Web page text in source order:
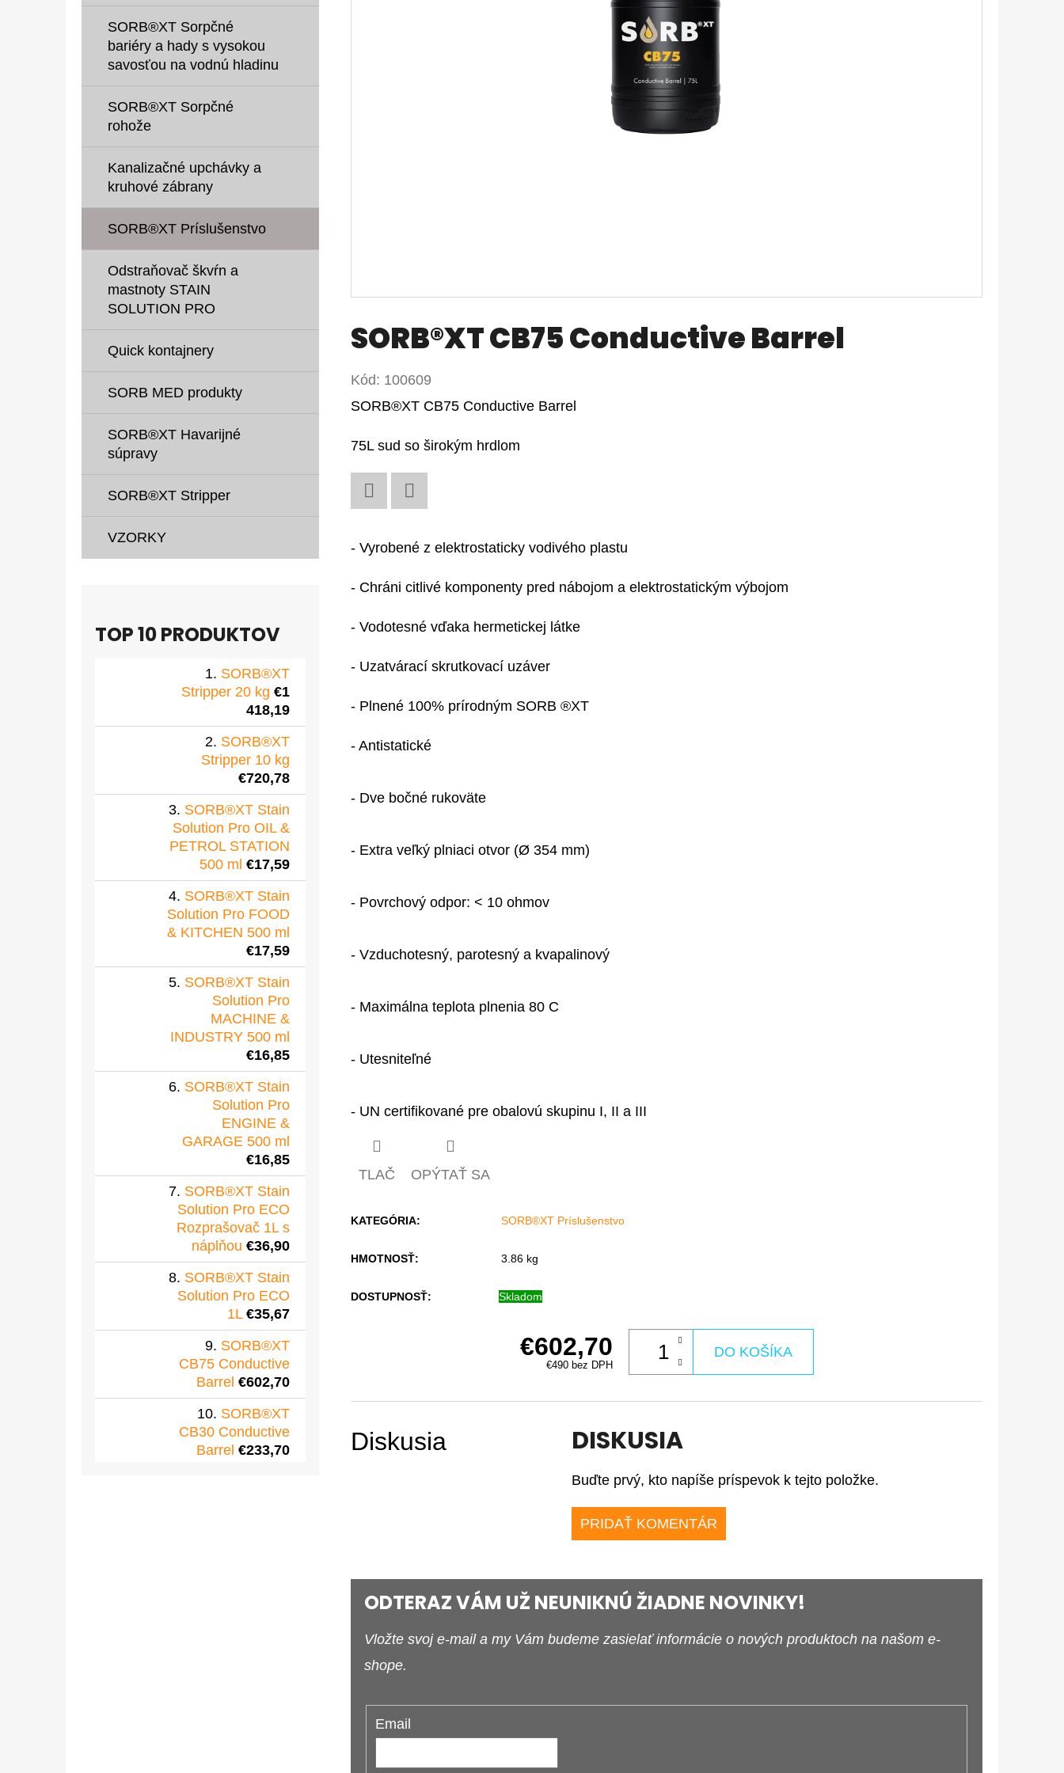
SORB®XT Sorpčné
bariéry a hady s vysokou
savosťou na vodnú hladinu
SORB®XT Sorpčné
rohože
Kanalizačné upchávky a
kruhové zábrany
SORB®XT Príslušenstvo
Odstraňovač škvŕn a
mastnoty STAIN
SOLUTION PRO
Quick kontajnery
SORB MED produkty
SORB®XT Havarijné
súpravy
SORB®XT Stripper
VZORKY
TOP 10 PRODUKTOV
SORB®XT
Stripper 20 kg €1
418,19
SORB®XT
Stripper 10 kg
€720,78
SORB®XT Stain
Solution Pro OIL &
PETROL STATION
500 ml €17,59
SORB®XT Stain
Solution Pro FOOD
& KITCHEN 500 ml
€17,59
SORB®XT Stain
Solution Pro
MACHINE &
INDUSTRY 500 ml
€16,85
SORB®XT Stain
Solution Pro
ENGINE &
GARAGE 500 ml
€16,85
SORB®XT Stain
Solution Pro ECO
Rozprašovač 1L s
náplňou €36,90
SORB®XT Stain
Solution Pro ECO
1L €35,67
SORB®XT
CB75 Conductive
Barrel €602,70
SORB®XT
CB30 Conductive
Barrel €233,70
SORB®XT CB75 Conductive Barrel
Kód: 100609
SORB®XT CB75 Conductive Barrel
75L sud so širokým hrdlom
- Vyrobené z elektrostaticky vodivého plastu
- Chráni citlivé komponenty pred nábojom a elektrostatickým výbojom
- Vodotesné vďaka hermetickej látke
- Uzatvárací skrutkovací uzáver
- Plnené 100% prírodným SORB ®XT
- Antistatické
- Dve bočné rukoväte
- Extra veľký plniaci otvor (Ø 354 mm)
- Povrchový odpor: < 10 ohmov
- Vzduchotesný, parotesný a kvapalinový
- Maximálna teplota plnenia 80 C
- Utesniteľné
- UN certifikované pre obalovú skupinu I, II a III
TLAČ OPÝTAŤ SA
KATEGÓRIA: SORB®XT Príslušenstvo
HMOTNOSŤ: 3.86 kg
DOSTUPNOSŤ: Skladom
€602,70
€490 bez DPH
DO KOŠÍKA
Diskusia DISKUSIA
Buďte prvý, kto napíše príspevok k tejto položke.
PRIDAŤ KOMENTÁR
ODTERAZ VÁM UŽ NEUNIKNÚ ŽIADNE NOVINKY!
Vložte svoj e-mail a my Vám budeme zasielať informácie o nových produktoch na našom e-
shope.
Email
SORB®XT STRIPPER 20 KG
SORB®XT STAIN SOLUTION PRO OIL
& PETROL STATION 500 ML
€17,59